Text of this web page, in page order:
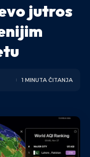
jutros
1 MINUTA ČITANJA